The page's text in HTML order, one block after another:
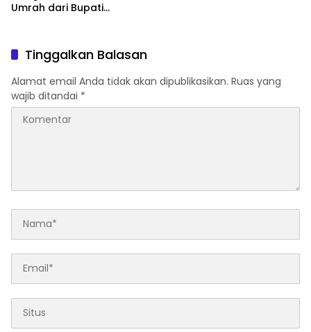
Umrah dari Bupati
Tinggalkan Balasan
Alamat email Anda tidak akan dipublikasikan. Ruas yang
wajib ditandai *